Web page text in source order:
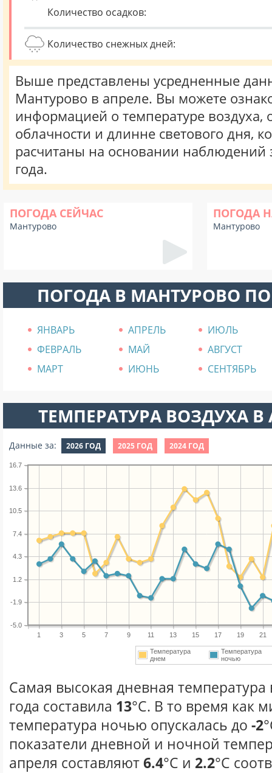
Количество осадков:
Количество снежных дней:
Выше представлены усредненные
Мантурово в апреле. Вы можете
информацией о температуре воздуха,
облачности и длинне светового дня,
расчитаны на основании наблюдений
года.
ПОГОДА СЕЙЧАС
Мантурово
ПОГОДА
Мантурово
ПОГОДА В МАНТУРОВО
ЯНВАРЬ АПРЕЛЬ
ИЮЛЬ
ФЕВРАЛЬ
МАЙ
АВГУСТ
МАРТ
ИЮНЬ СЕНТЯБРЬ
ТЕМПЕРАТУРА ВОЗДУХА В
Данные за: 2026 ГОД 2025 ГОД 2024 ГОД
1 3 5 7 9 11 13 15 17 19 21
-5.0
-1.9
1.2
4.3
7.4
10.5
13.6
16.7
Температура
днем
Температура
ночью
Самая высокая дневная температура
года составила 13°С. В то время как
температура ночью опускалась до -2
показатели дневной и ночной
апреля составляют6.4°С и 2.2°С